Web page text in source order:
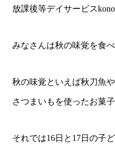
放課後等デイサービス
みなさんは秋の味覚を食
秋の味覚といえば秋刀魚
さつまいもを使ったお菓
それでは16日と17日の子